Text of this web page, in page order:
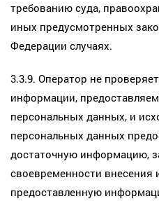
требованию суда,
иных предусмотренных
Федерации случаях.
3.3.9. Оператор не
информации,
персональных данных, и
персональных данных
достаточную информацию,
своевременности внесения
предоставленную